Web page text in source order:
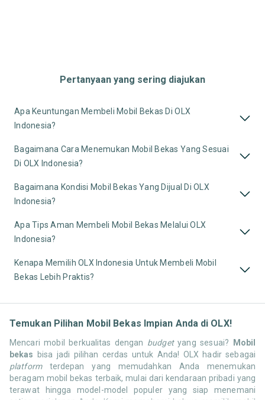
Pertanyaan yang sering diajukan
Apa Keuntungan Membeli Mobil Bekas Di OLX
Indonesia?
Bagaimana Cara Menemukan Mobil Bekas Yang Sesuai
Di OLX Indonesia?
Bagaimana Kondisi Mobil Bekas Yang Dijual Di OLX
Indonesia?
Apa Tips Aman Membeli Mobil Bekas Melalui OLX
Indonesia?
Kenapa Memilih OLX Indonesia Untuk Membeli Mobil
Bekas Lebih Praktis?
Temukan Pilihan Mobil Bekas Impian Anda di OLX!
Mencari mobil berkualitas dengan budgetyang sesuai? Mobil
bekas bisa jadi pilihan cerdas untuk Anda! OLX hadir sebagai
platformterdepan yang memudahkan Anda menemukan
beragam mobil bekas terbaik, mulai dari kendaraan pribadi yang
terawat hingga model-model populer yang siap menemani